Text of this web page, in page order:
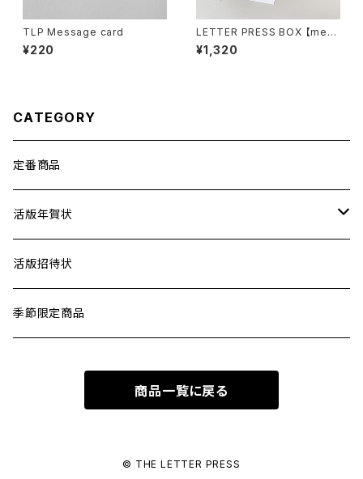
TLP Message card
¥220
LETTER PRESS BOX 【mem
o】
¥1,320
CATEGORY
定番商品
活版年賀状
差出人印刷
活版招待状
季節限定商品
商品一覧に戻る
© THE LETTER PRESS